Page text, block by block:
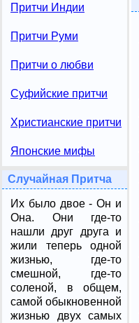
Притчи Индии
Притчи Руми
Притчи о любви
Суфийские притчи
Христианские притчи
Японские мифы
Случайная Притча
Их было двое - Он и
Она. Они где-то
нашли друг друга и
жили теперь одной
жизнью, где-то
смешной, где-то
соленой, в общем,
самой обыкновенной
жизнью двух самых